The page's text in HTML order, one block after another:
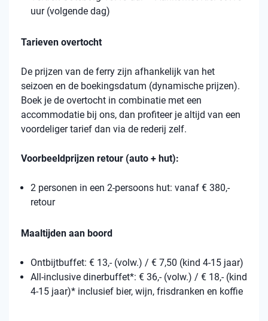
uur (volgende dag)
Tarieven overtocht
De prijzen van de ferry zijn afhankelijk van het
seizoen en de boekingsdatum (dynamische prijzen).
Boek je de overtocht in combinatie met een
accommodatie bij ons, dan profiteer je altijd van een
voordeliger tarief dan via de rederij zelf.
Voorbeeldprijzen retour (auto + hut):
2 personen in een 2-persoons hut: vanaf € 380,-
retour
Maaltijden aan boord
Ontbijtbuffet: € 13,- (volw.) / € 7,50 (kind 4-15 jaar)
All-inclusive dinerbuffet*: € 36,- (volw.) / € 18,- (kind
4-15 jaar)* inclusief bier, wijn, frisdranken en koffie